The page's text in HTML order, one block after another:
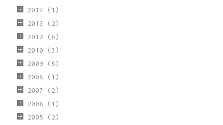
2014 (1)
2013 (2)
2012 (6)
2010 (3)
2009 (5)
2008 (1)
2007 (2)
2006 (1)
2005 (2)